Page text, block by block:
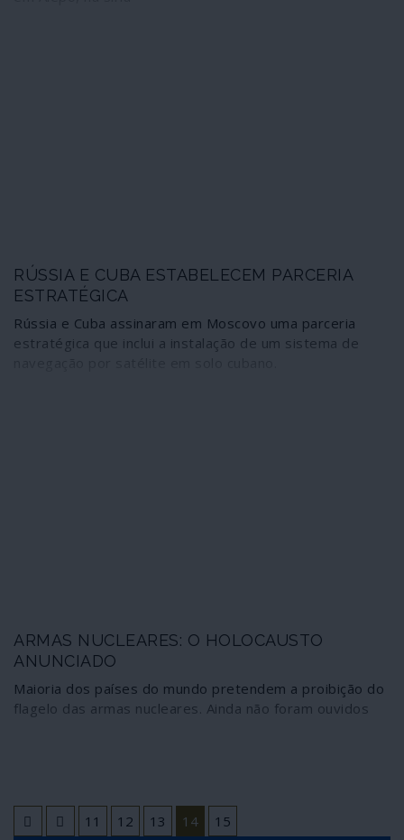
RÚSSIA E CUBA ESTABELECEM PARCERIA
ESTRATÉGICA
Rússia e Cuba assinaram em Moscovo uma parceria
estratégica que inclui a instalação de um sistema de
ARMAS NUCLEARES: O HOLOCAUSTO
ANUNCIADO
Maioria dos países do mundo pretendem a proibição do
flagelo das armas nucleares. Ainda não foram ouvidos
11 12 13 14 15